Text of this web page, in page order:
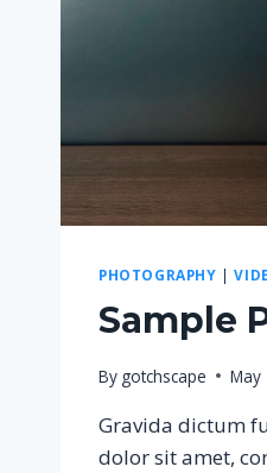
PHOTOGRAPHY |
Sample
By gotchscape May
Gravida dictum
dolor sit amet,